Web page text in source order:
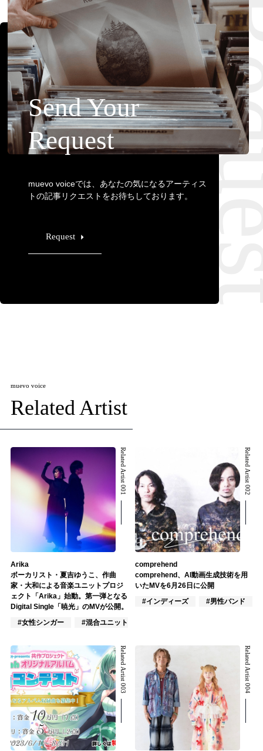
Send Your
Request
muevo voiceでは、あなたの気になるアーティス
トの記事リクエストをお待ちしております。
Request
muevo voice
Related Artist
Related Artist 001
Arika
ボーカリスト・夏吉ゆうこ、作曲
家・大和による音楽ユニットプロジ
ェクト「Arika」始動。第一弾となる
Digital Single「暁光」のMVが公開。
#女性シンガー
#混合ユニット
Related Artist 002
comprehend
comprehend、AI動画生成技術を用
いたMVを6月26日に公開
#インディーズ
#男性バンド
Related Artist 003 Related Artist 004